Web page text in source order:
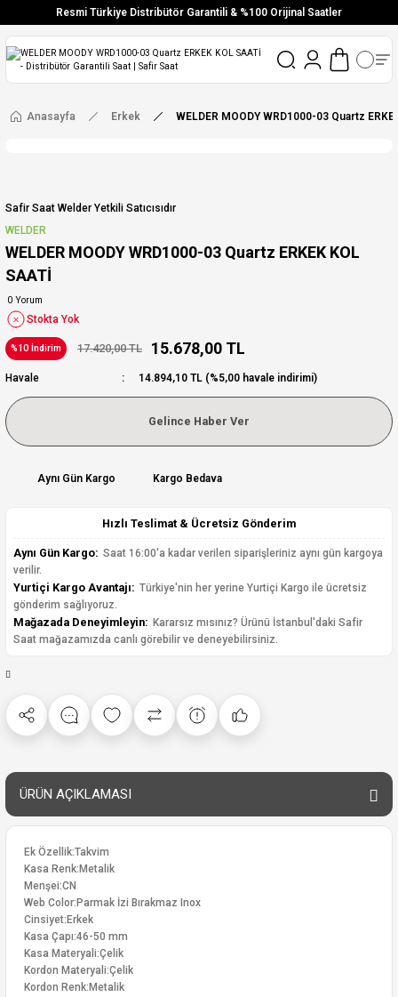
Resmi Türkiye Distribütör Garantili & %100 Orijinal Saatler
Vade Farksız 6 Taksit
Aynı Gün Stoktan Gönderim
Ücretsiz Kargo
Anasayfa Erkek WELDER MOODY WRD1000-03 Quartz
Safir Saat Welder Yetkili Satıcısıdır
WELDER
WELDER MOODY WRD1000-03 Quartz ERKEK KOL
SAATİ
0 Yorum
Stokta Yok
%10 İndirim 17.420,00 TL 15.678,00 TL
Havale 14.894,10 TL (%5,00 havale indirimi)
Gelince Haber Ver
Aynı Gün Kargo Kargo Bedava
Hızlı Teslimat & Ücretsiz Gönderim
Aynı Gün Kargo: Saat 16:00'a kadar verilen siparişleriniz aynı gün kargoya
verilir.
Yurtiçi Kargo Avantajı: Türkiye'nin her yerine Yurtiçi Kargo ile ücretsiz
gönderim sağlıyoruz.
Mağazada Deneyimleyin: Kararsız mısınız? Ürünü İstanbul'daki Safir
Saat mağazamızda canlı görebilir ve deneyebilirsiniz.
ÜRÜN AÇIKLAMASI
Ek Özellik:Takvim
Kasa Renk:Metalik
Menşei:CN
Web Color:Parmak İzi Bırakmaz Inox
Cinsiyet:Erkek
Kasa Çapı:46-50 mm
Kasa Materyali:Çelik
Kordon Materyali:Çelik
Kordon Renk:Metalik